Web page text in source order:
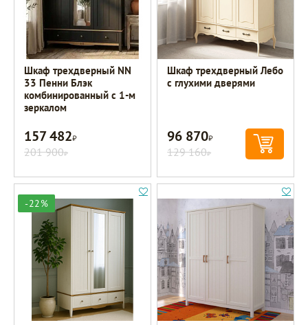
Шкаф трехдверный NN
33 Пенни Блэк
комбинированный с 1-м
зеркалом
157 482Р
201 900Р
Шкаф трехдверный Лебо
с глухими дверями
96 870Р
129 160Р
-22%